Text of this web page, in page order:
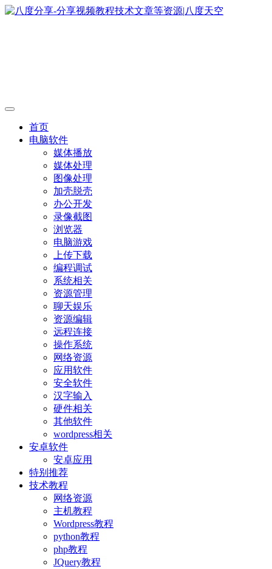
首页
电脑软件
媒体播放
媒体处理
图像处理
加壳脱壳
办公开发
录像截图
浏览器
电脑游戏
上传下载
编程调试
系统相关
资源管理
聊天娱乐
资源编辑
远程连接
操作系统
网络资源
应用软件
安全软件
汉字输入
硬件相关
其他软件
wordpress相关
安卓软件
安卓应用
特别推荐
技术教程
网络资源
主机教程
Wordpress教程
python教程
php教程
JQuery教程